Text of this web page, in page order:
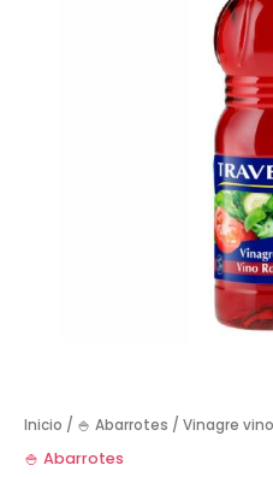
Inicio / 🍚 Abarrotes / Vinagre
🍚 Abarrotes